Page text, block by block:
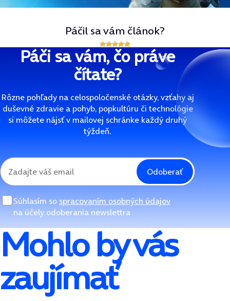
Páčil sa vám článok?
Páči sa vám, čo práve
čítate?
Rôzne pohľady na celospoločenské otázky, vzťahy aj
duševné zdravie a pohyb, popkultúru či technológie
si môžete nájsť v mailovej schránke každý druhý
týždeň.
Odoberať
Súhlasím so spracovaním osobných údajov
na účely odoberania newslettra
Mohlo by vás
zaujímať